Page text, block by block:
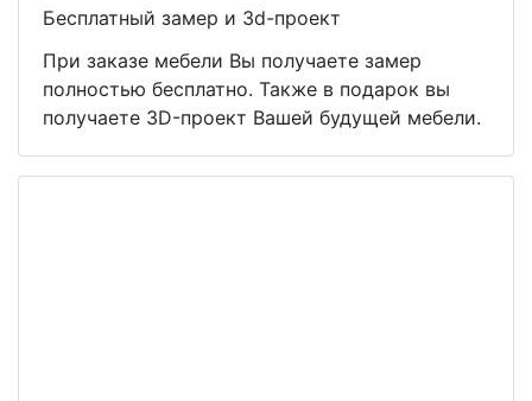
Бесплатный замер и 3d-проект
При заказе мебели Вы получаете замер
полностью бесплатно. Также в подарок вы
получаете 3D-проект Вашей будущей мебели.